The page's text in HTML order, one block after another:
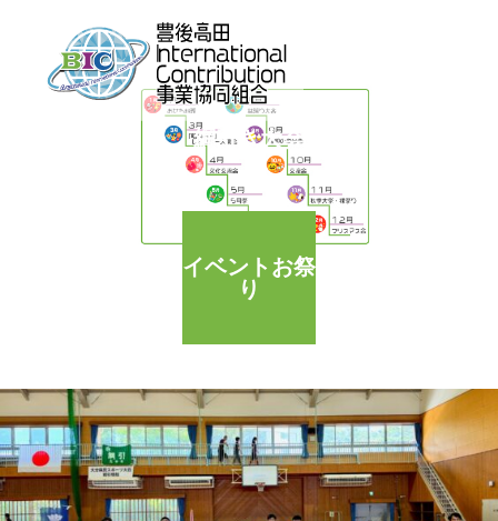
綱引き大会
イベントお祭
り